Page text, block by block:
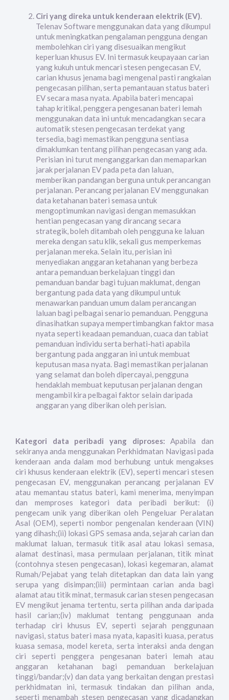
Ciri yang direka untuk kenderaan elektrik (EV).
Telenav Software menggunakan data yang dikumpul
untuk meningkatkan pengalaman pengguna dengan
membolehkan ciri yang disesuaikan mengikut
keperluan khusus EV. Ini termasuk keupayaan carian
yang kukuh untuk mencari stesen pengecasan EV,
carian khusus jenama bagi mengenal pasti rangkaian
pengecasan pilihan, serta pemantauan status bateri
EV secara masa nyata. Apabila bateri mencapai
tahap kritikal, penggera pengesanan bateri lemah
menggunakan data ini untuk mencadangkan secara
automatik stesen pengecasan terdekat yang
tersedia, bagi memastikan pengguna sentiasa
dimaklumkan tentang pilihan pengecasan yang ada.
Perisian ini turut menganggarkan dan memaparkan
jarak perjalanan EV pada peta dan laluan,
memberikan pandangan berguna untuk perancangan
perjalanan. Perancang perjalanan EV menggunakan
data ketahanan bateri semasa untuk
mengoptimumkan navigasi dengan memasukkan
hentian pengecasan yang dirancang secara
strategik, boleh ditambah oleh pengguna ke laluan
mereka dengan satu klik, sekali gus memperkemas
perjalanan mereka. Selain itu, perisian ini
menyediakan anggaran ketahanan yang berbeza
antara pemanduan berkelajuan tinggi dan
pemanduan bandar bagi tujuan maklumat, dengan
bergantung pada data yang dikumpul untuk
menawarkan panduan umum dalam perancangan
laluan bagi pelbagai senario pemanduan. Pengguna
dinasihatkan supaya mempertimbangkan faktor masa
nyata seperti keadaan pemanduan, cuaca dan tabiat
pemanduan individu serta berhati-hati apabila
bergantung pada anggaran ini untuk membuat
keputusan masa nyata. Bagi memastikan perjalanan
yang selamat dan boleh dipercayai, pengguna
hendaklah membuat keputusan perjalanan dengan
mengambil kira pelbagai faktor selain daripada
anggaran yang diberikan oleh perisian.
Kategori data peribadi yang diproses:Apabila dan
sekiranya anda menggunakan Perkhidmatan Navigasi pada
kenderaan anda dalam mod berhubung untuk mengakses
ciri khusus kenderaan elektrik (EV), seperti mencari stesen
pengecasan EV, menggunakan perancang perjalanan EV
atau memantau status bateri, kami menerima, menyimpan
dan memproses kategori data peribadi berikut: (i)
pengecam unik yang diberikan oleh Pengeluar Peralatan
Asal (OEM), seperti nombor pengenalan kenderaan (VIN)
yang dihash;(ii) lokasi GPS semasa anda, sejarah carian dan
maklumat laluan, termasuk titik asal atau lokasi semasa,
alamat destinasi, masa permulaan perjalanan, titik minat
(contohnya stesen pengecasan), lokasi kegemaran, alamat
Rumah/Pejabat yang telah ditetapkan dan data lain yang
serupa yang disimpan;(iii) permintaan carian anda bagi
alamat atau titik minat, termasuk carian stesen pengecasan
EV mengikut jenama tertentu, serta pilihan anda daripada
hasil carian;(iv) maklumat tentang penggunaan anda
terhadap ciri khusus EV, seperti sejarah penggunaan
navigasi, status bateri masa nyata, kapasiti kuasa, peratus
kuasa semasa, model kereta, serta interaksi anda dengan
ciri seperti penggera pengesanan bateri lemah atau
anggaran ketahanan bagi pemanduan berkelajuan
tinggi/bandar;(v) dan data yang berkaitan dengan prestasi
perkhidmatan ini, termasuk tindakan dan pilihan anda,
seperti menambah stesen pengecasan yang dicadangkan